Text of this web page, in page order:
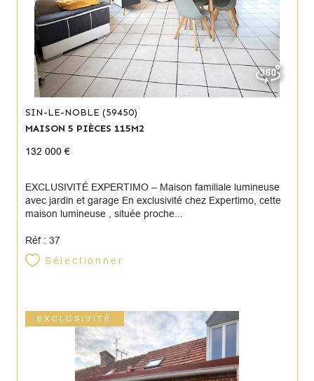
SIN-LE-NOBLE (59450)
MAISON 5 PIÈCES 115M2
132 000 €
EXCLUSIVITÉ EXPERTIMO – Maison familiale lumineuse
avec jardin et garage En exclusivité chez Expertimo, cette
maison lumineuse , située proche...
Réf : 37
Sélectionner
EXCLUSIVITÉ